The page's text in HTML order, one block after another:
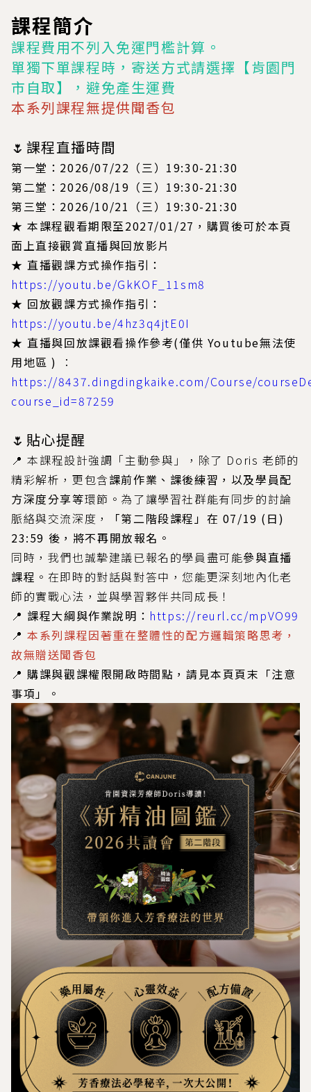
課程簡介
課程費用不列入免運門檻計算。
單獨下單課程時，寄送方式請選擇【肯園門
市自取】，避免產生運費
本系列課程無提供聞香包
🌷課程直播時間
第一堂：2026/07/22（三）19:30-21:30
第二堂：2026/08/19（三）19:30-21:30
第三堂：2026/10/21（三）19:30-21:30
★ 本課程觀看期限至2027/01/27，購買後可於本頁
面上直接觀賞直播與回放影片
★ 直播觀課方式操作指引：
https://youtu.be/GkKOF_11sm8
★ 回放觀課方式操作指引：
https://youtu.be/4hz3q4jtE0I
★ 直播與回放課觀看操作參考(僅供 Youtube無法使
用地區 )
：
https://8437.dingdingkaike.com/Course/
course_id=87259
🌷貼心提醒
📍本課程設計強調「主動參與」，除了 Doris 老師的
精彩解析，更包含課前作業、課後練習，以及學員配
方深度分享等環節。為了讓學習社群能有同步的討論
脈絡與交流深度，
「第二階段課程」在 07/19 (日)
23:59 後，將不再開放報名。
同時，我們也誠摯建議已報名的學員盡可能參與直播
課程 。在即時的對話與對答中，您能更深刻地內化老
師的實戰心法，並與學習夥伴共同成長！
📍 課程大綱與作業說明： https://reurl.cc/mpVO99
📍本系列課程因著重在整體性的配方邏輯策略思考，
故無贈送聞香包
📍 購課與觀課權限開啟時間點，請見本頁頁末「注意
事項」。